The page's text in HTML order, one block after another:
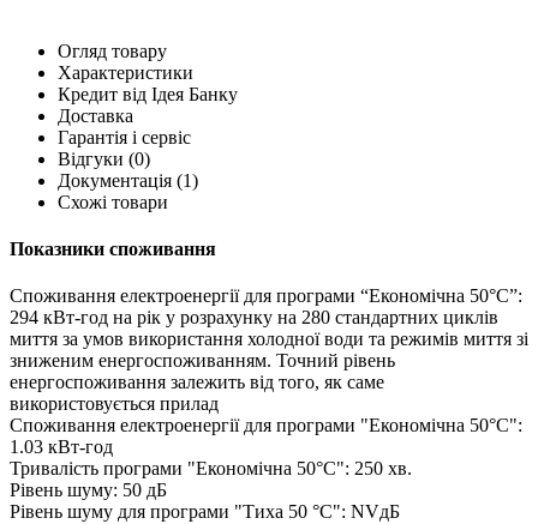
Огляд товару
Характеристики
Кредит від Ідея Банку
Доставка
Гарантія і сервіс
Відгуки (0)
Документація (1)
Схожі товари
Показники споживання
Споживання електроенергії для програми “Економічна 50°C”:
294 кВт-год на рік у розрахунку на 280 стандартних циклів
миття за умов використання холодної води та режимів миття зі
зниженим енергоспоживанням. Точний рівень
енергоспоживання залежить від того, як саме
використовується прилад
Споживання електроенергії для програми "Економічна 50°C":
1.03 кВт-год
Тривалість програми "Економічна 50°C": 250 хв.
Рівень шуму: 50 дБ
Рівень шуму для програми "Тиха 50 °C": NVдБ